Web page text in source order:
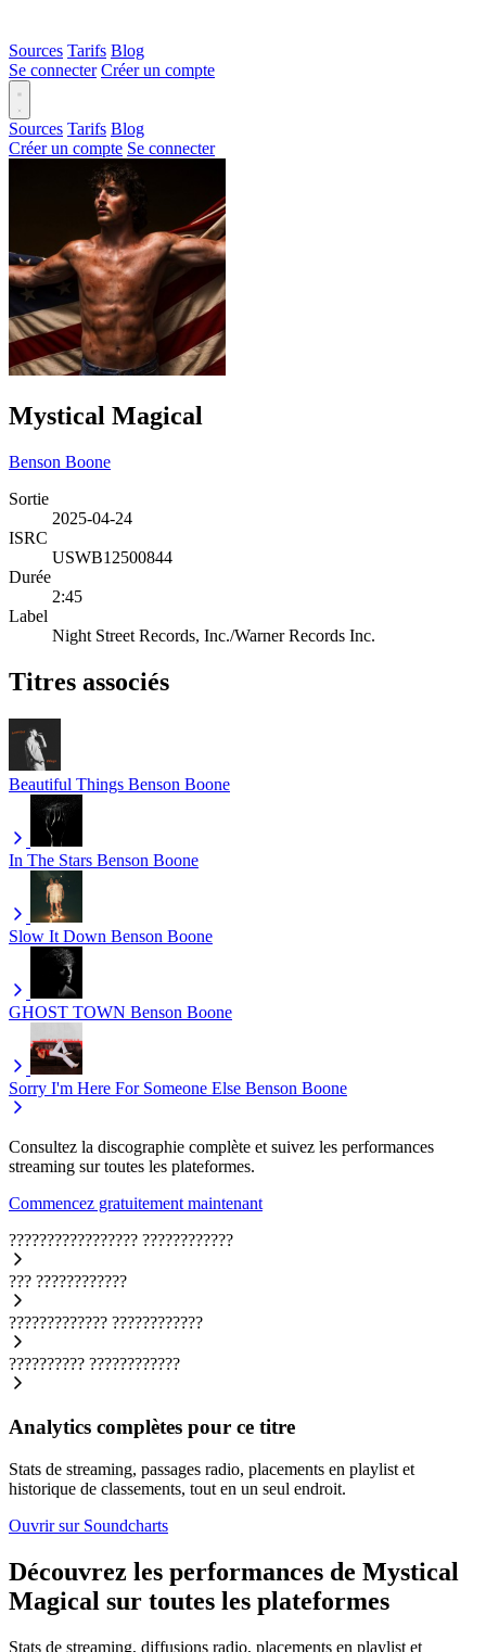
Sources Tarifs Blog
Se connecter Créer un compte
Sources Tarifs Blog
Créer un compte Se connecter
Mystical Magical
Benson Boone
Sortie
2025-04-24
ISRC
USWB12500844
Durée
2:45
Label
Night Street Records, Inc./Warner Records Inc.
Titres associés
Beautiful Things Benson Boone
In The Stars Benson Boone
Slow It Down Benson Boone
GHOST TOWN Benson Boone
Sorry I'm Here For Someone Else Benson Boone
Consultez la discographie complète et suivez les performances
streaming sur toutes les plateformes.
Commencez gratuitement maintenant
????????????????? ????????????
??? ????????????
????????????? ????????????
?????????? ????????????
Analytics complètes pour ce titre
Stats de streaming, passages radio, placements en playlist et
historique de classements, tout en un seul endroit.
Ouvrir sur Soundcharts
Découvrez les performances de Mystical
Magical sur toutes les plateformes
Stats de streaming, diffusions radio, placements en playlist et